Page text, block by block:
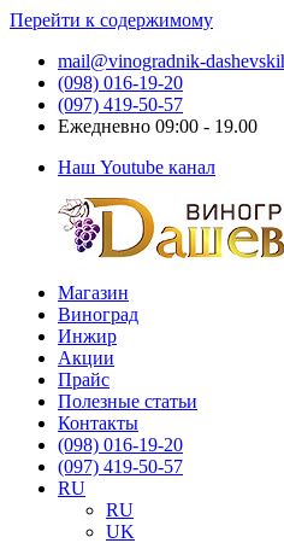
Перейти к содержимому
mail@vinogradnik-
(098) 016-19-20
(097) 419-50-57
Ежедневно 09:00 - 19.00
Наш Youtube канал
Виноградник
Дашевских
Саженцы
черенки
винограда
Магазин
Виноград
Инжир
Акции
Прайс
Полезные статьи
Контакты
(098) 016-19-20
(097) 419-50-57
RU
RU
UK